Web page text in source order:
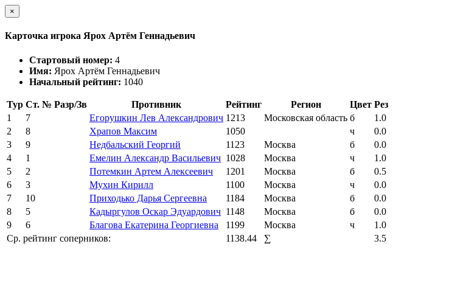
×
Карточка игрока Ярох Артём Геннадьевич
Стартовый номер: 4
Имя: Ярох Артём Геннадьевич
Начальный рейтинг: 1040
Тур Ст. № Разр/Зв Противник Рейтинг Регион Цвет Рез
1
7 Егорушкин Лев Александрович 1213 Московская область б
1.0
2
8 Храпов Максим 1050 ч
0.0
3
9 Недбальский Георгий 1123 Москва б
0.0
4
1 Емелин Александр Васильевич 1028 Москва ч
1.0
5
2 Потемкин Артем Алексеевич 1201 Москва б
0.5
6
3 Мухин Кирилл 1100 Москва ч
0.0
7
10 Приходько Дарья Сергеевна 1184 Москва б
0.0
8
5 Кадыргулов Оскар Эдуардович 1148 Москва б
0.0
9
6 Благова Екатерина Георгиевна 1199 Москва ч
1.0
Ср. рейтинг соперников:
1138.44 ∑ 3.5